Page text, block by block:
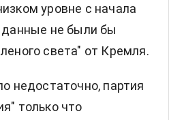
уровне с начала
не были бы
света" от Кремля.
недостаточно, партия
только что